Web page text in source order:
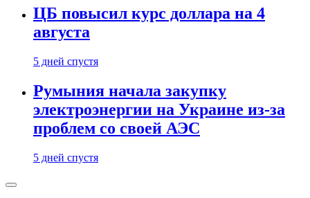
ЦБ повысил курс доллара на 4
августа
5 дней спустя
Румыния начала закупку
электроэнергии на Украине из-за
проблем со своей АЭС
5 дней спустя